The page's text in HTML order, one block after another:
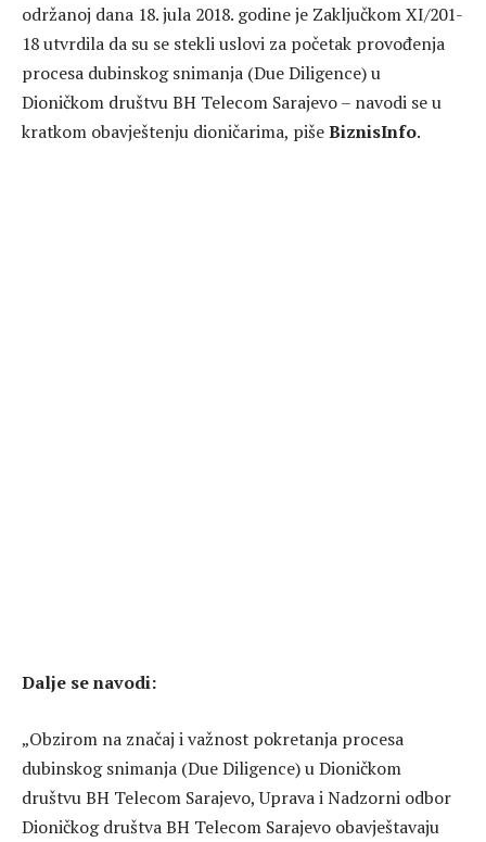
održanoj dana 18. jula 2018. godine je Zaključkom XI/201-
18 utvrdila da su se stekli uslovi za početak provođenja
procesa dubinskog snimanja (Due Diligence) u
Dioničkom društvu BH Telecom Sarajevo – navodi se u
kratkom obavještenju dioničarima, pišeBiznisInfo.
Dalje se navodi:
„Obzirom na značaj i važnost pokretanja procesa
dubinskog snimanja (Due Diligence) u Dioničkom
društvu BH Telecom Sarajevo, Uprava i Nadzorni odbor
Dioničkog društva BH Telecom Sarajevo obavještavaju